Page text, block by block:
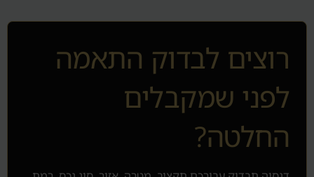
רוצים לבדוק התאמה
לפני שמקבלים
החלטה?